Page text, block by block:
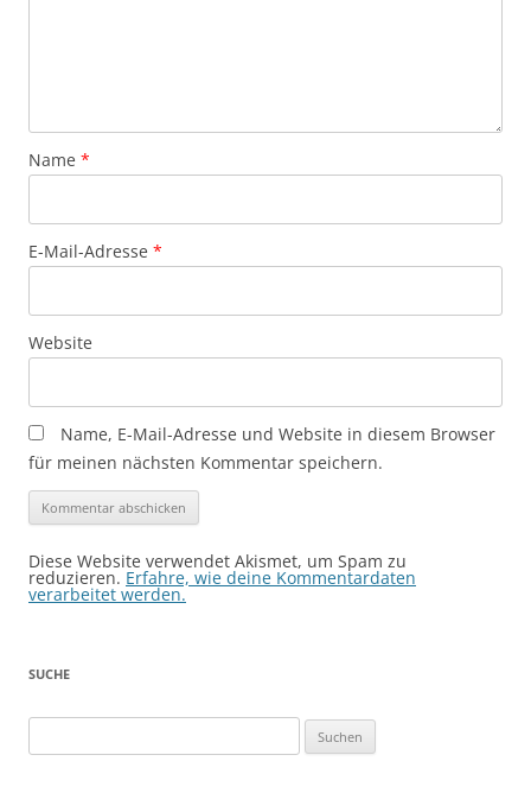
Name *
E-Mail-Adresse *
Website
Name, E-Mail-Adresse und Website in diesem Browser
für meinen nächsten Kommentar speichern.
Diese Website verwendet Akismet, um Spam zu
reduzieren. Erfahre, wie deine Kommentardaten
verarbeitet werden.
SUCHE
nach: